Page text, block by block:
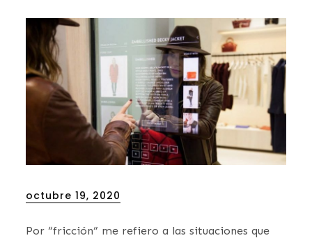
Posted
octubre 19, 2020
Por “fricción” me refiero a las situaciones que